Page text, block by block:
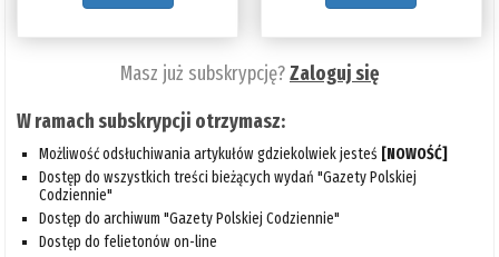
Masz już subskrypcję?Zaloguj się
W ramach subskrypcji otrzymasz:
Możliwość odsłuchiwania artykułów gdziekolwiek jesteś [NOWOŚĆ]
Dostęp do wszystkich treści bieżących wydań "Gazety Polskiej
Codziennie"
Dostęp do archiwum "Gazety Polskiej Codziennie"
Dostęp do felietonów on-line